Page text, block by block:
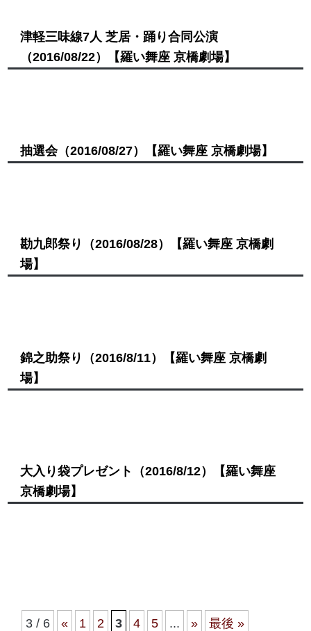
津軽三味線7人 芝居・踊り合同公演
（2016/08/22）
【羅い舞座 京橋劇場】
抽選会（2016/08/27） 【羅い舞座 京橋劇場】
勘九郎祭り （2016/08/28）
【羅い舞座 京橋劇
場】
錦之助祭り （2016/8/11）
【羅い舞座 京橋劇
場】
大入り袋プレゼント （2016/8/12）
【羅い舞座
京橋劇場】
3 / 6 « 1 2 3 4 5 ... » 最後 »